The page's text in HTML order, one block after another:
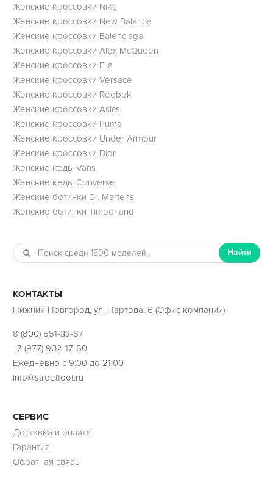
Женские кроссовки Nike
Женские кроссовки New Balance
Женские кроссовки Balenciaga
Женские кроссовки Alex McQueen
Женские кроссовки Fila
Женские кроссовки Versace
Женские кроссовки Reebok
Женские кроссовки Asics
Женские кроссовки Puma
Женские кроссовки Under Armour
Женские кроссовки Dior
Женские кеды Vans
Женские кеды Converse
Женские ботинки Dr. Martens
Женские ботинки Timberland
Найти
КОНТАКТЫ
Нижний Новгород, ул. Нартова, 6 (Офис компании)
8 (800) 551-33-87
+7 (977) 902-17-50
Ежедневно с 9:00 до 21:00
info@streetfoot.ru
СЕРВИС
Доставка и оплата
Гарантия
Обратная связь